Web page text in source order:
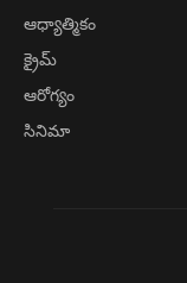
ఆధ్యాత్మికం
క్రైమ్
ఆరోగ్యం
సినిమా